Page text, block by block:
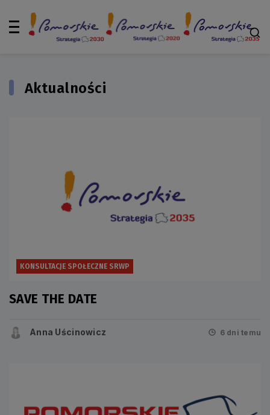
Aktualności
KONSULTACJE SPOŁECZNE SRWP
SAVE THE DATE
Anna Uścinowicz 6 dni temu